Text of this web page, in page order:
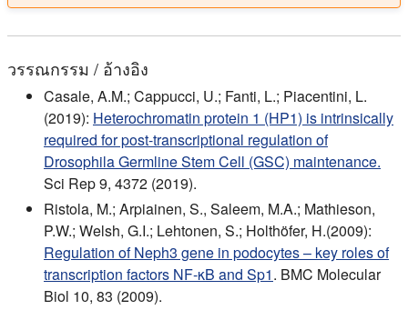
วรรณกรรม / อ้างอิง
Casale, A.M.; Cappucci, U.; Fanti, L.; Piacentini, L.
(2019): Heterochromatin protein 1 (HP1) is intrinsically
required for post-transcriptional regulation of
Drosophila Germline Stem Cell (GSC) maintenance.
Sci Rep 9, 4372 (2019).
Ristola, M.; Arpiainen, S., Saleem, M.A.; Mathieson,
P.W.; Welsh, G.I.; Lehtonen, S.; Holthöfer, H.(2009):
Regulation of Neph3 gene in podocytes – key roles of
transcription factors NF-κB and Sp1. BMC Molecular
Biol 10, 83 (2009).